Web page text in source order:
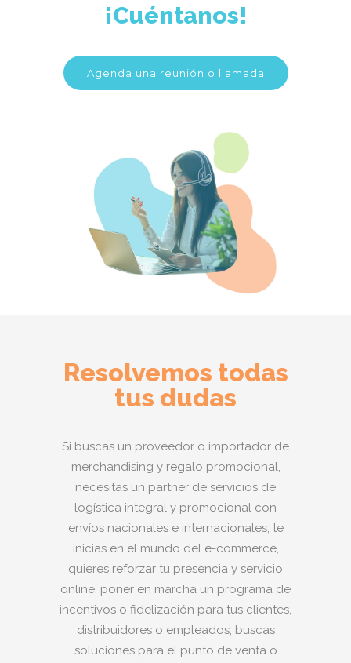
¡Cuéntanos!
Agenda una reunión o llamada
Resolvemos todas
tus dudas
Si buscas un proveedor o importador de
merchandising y regalo promocional,
necesitas un partner de servicios de
logística integral y promocional con
envíos nacionales e internacionales, te
inicias en el mundo del e-commerce,
quieres reforzar tu presencia y servicio
online, poner en marcha un programa de
incentivos o fidelización para tus clientes,
distribuidores o empleados, buscas
soluciones para el punto de venta o